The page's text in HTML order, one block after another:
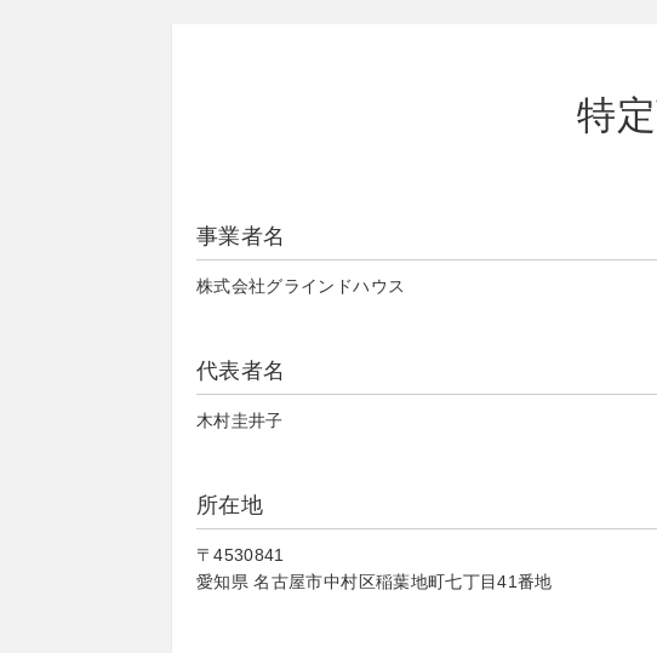
特
事業者名
株式会社グラインドハウス
代表者名
木村圭井子
所在地
〒4530841
愛知県 名古屋市中村区稲葉地町七丁目41番地